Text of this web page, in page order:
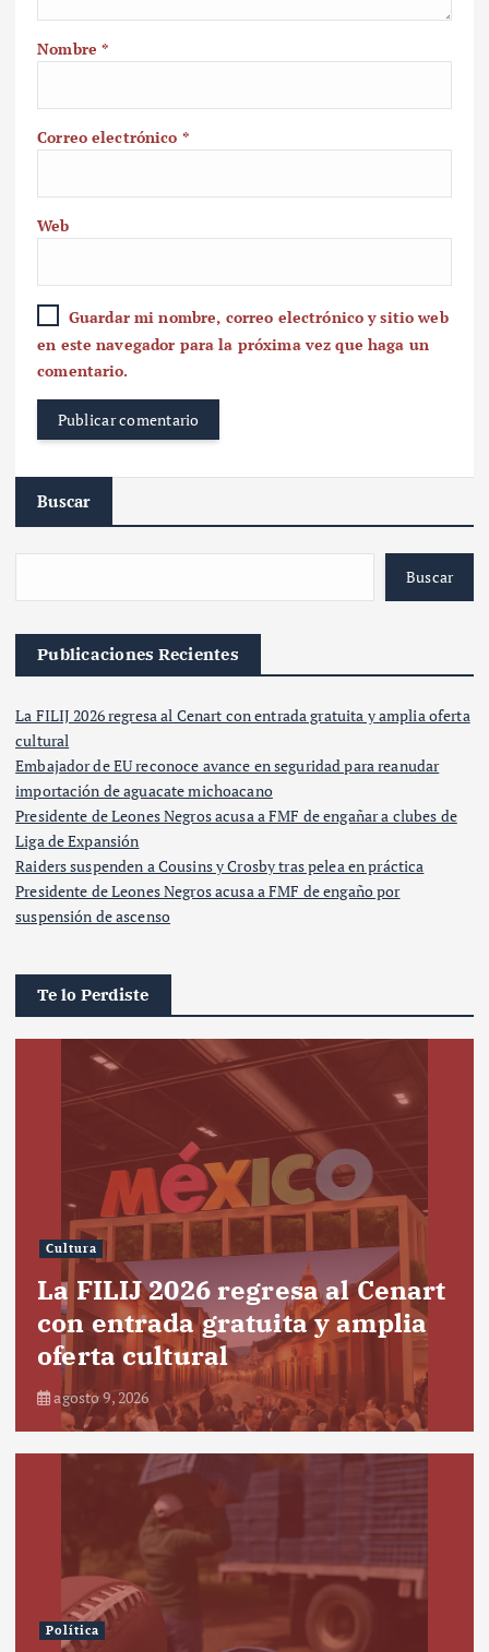
Nombre*
Correo electrónico *
Web
Guardar mi nombre, correo electrónico y sitio web
en este navegador para la próxima vez que haga un
comentario.
Buscar
Buscar
Publicaciones Recientes
La FILIJ 2026 regresa al Cenart con entrada gratuita y amplia oferta
cultural
Embajador de EU reconoce avance en seguridad para reanudar
importación de aguacate michoacano
Presidente de Leones Negros acusa a FMF de engañar a clubes de
Liga de Expansión
Raiders suspenden a Cousins y Crosby tras pelea en práctica
Presidente de Leones Negros acusa a FMF de engaño por
suspensión de ascenso
Te lo Perdiste
Cultura
La FILIJ 2026 regresa al Cenart
con entrada gratuita y amplia
oferta cultural
agosto 9, 2026
Política